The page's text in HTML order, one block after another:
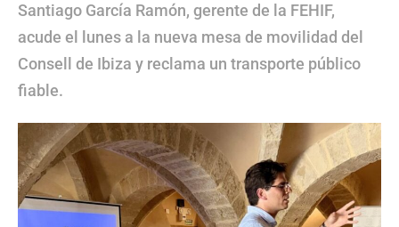
Santiago García Ramón, gerente de la FEHIF,
acude el lunes a la nueva mesa de movilidad del
Consell de Ibiza y reclama un transporte público
fiable.